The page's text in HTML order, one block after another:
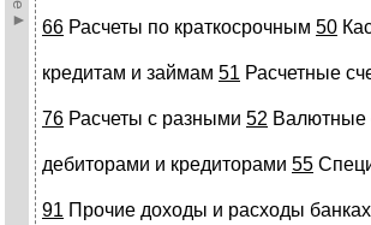
66 Расчеты по краткосрочным 50
кредитам и займам 51 Расчетные
76 Расчеты с разными 52 Валютные
дебиторами и кредиторами 55
91 Прочие доходы и расходы банках